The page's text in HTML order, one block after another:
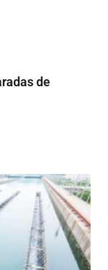
de